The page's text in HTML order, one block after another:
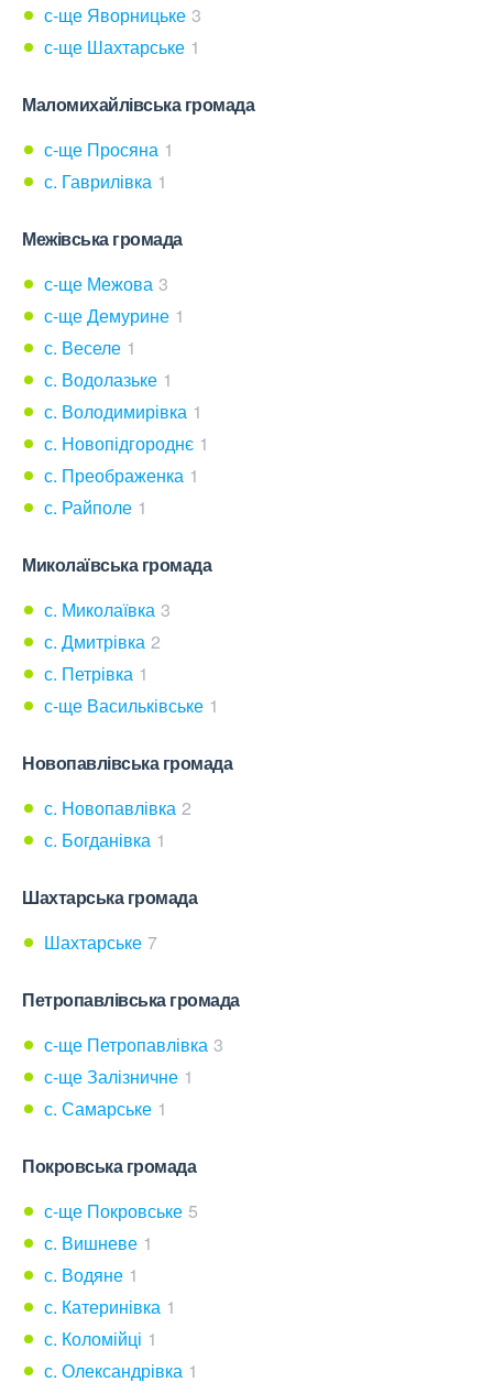
с-ще Яворницьке 3
с-ще Шахтарське 1
Маломихайлівська громада
с-ще Просяна 1
с. Гаврилівка 1
Межівська громада
с-ще Межова 3
с-ще Демурине 1
с. Веселе 1
с. Водолазьке 1
с. Володимирівка 1
с. Новопідгороднє 1
с. Преображенка 1
с. Райполе 1
Миколаївська громада
с. Миколаївка 3
с. Дмитрівка 2
с. Петрівка 1
с-ще Васильківське 1
Новопавлівська громада
с. Новопавлівка 2
с. Богданівка 1
Шахтарська громада
Шахтарське 7
Петропавлівська громада
с-ще Петропавлівка 3
с-ще Залізничне 1
с. Самарське 1
Покровська громада
с-ще Покровське 5
с. Вишневе 1
с. Водяне 1
с. Катеринівка 1
с. Коломійці 1
с. Олександрівка 1